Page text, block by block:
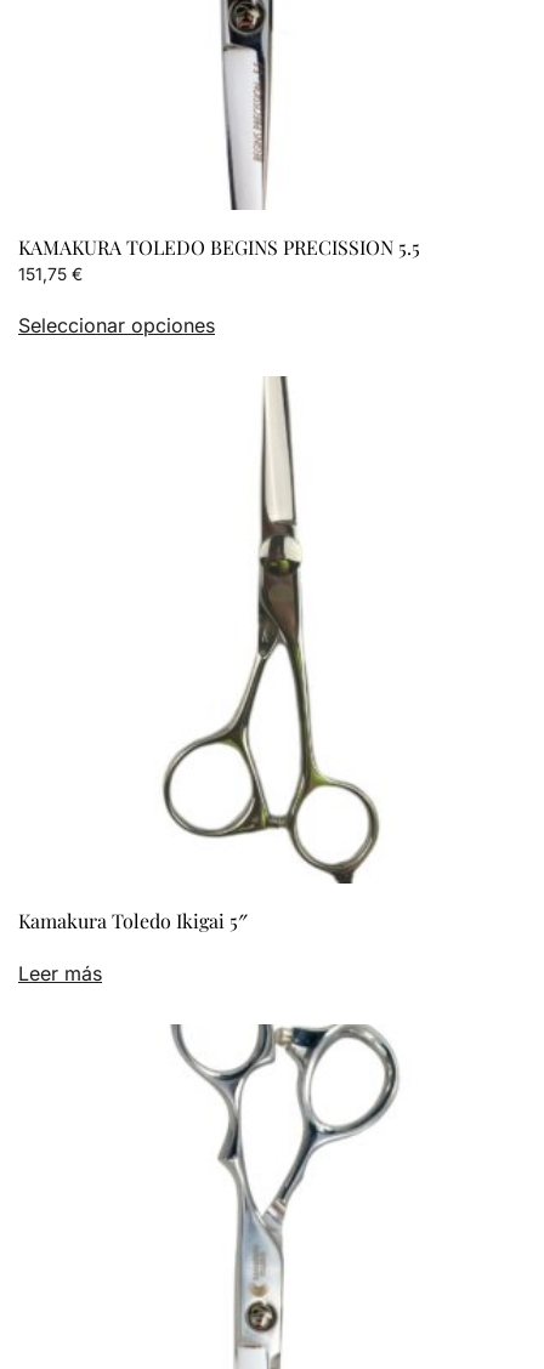
de
producto
KAMAKURA TOLEDO BEGINS PRECISSION 5.5
151,75 €
Seleccionar opcionesproducto
múltiples
variantes.
opciones
pueden
elegir
página
producto
Kamakura Toledo Ikigai 5″
Leer más